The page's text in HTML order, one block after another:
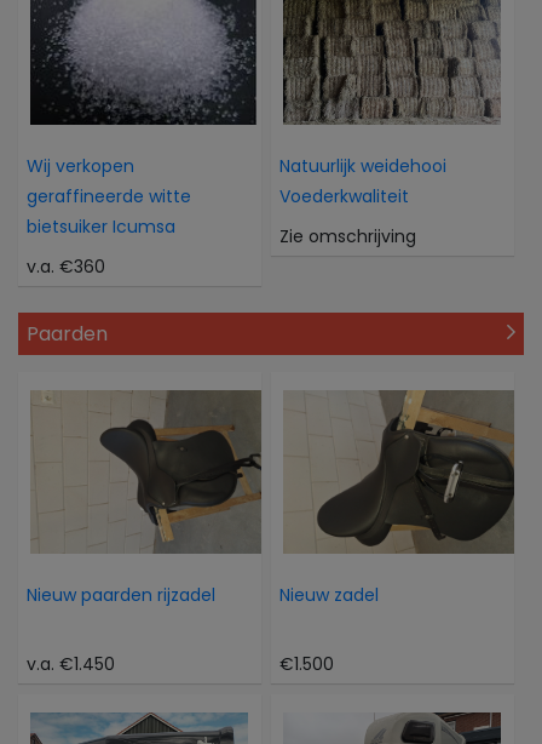
Wij verkopen
geraffineerde witte
bietsuiker Icumsa
v.a. €360
Natuurlijk weidehooi
Voederkwaliteit
Zie omschrijving
Paarden
Nieuw paarden rijzadel
v.a. €1.450
Nieuw zadel
€1.500